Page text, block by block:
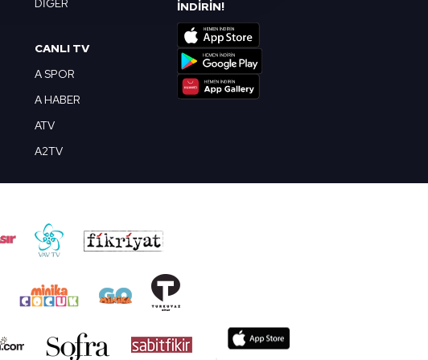
kullanılacaktır.
ilişkin detaylı bilgi için Ayarlar
DİĞER
CANLI TV
A SPOR
A HABER
ATV
A2TV
İNDİRİN!